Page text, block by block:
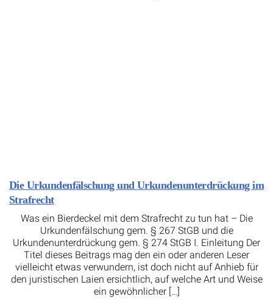
Die Urkundenfälschung und Urkundenunterdrückung im
Strafrecht
Was ein Bierdeckel mit dem Strafrecht zu tun hat – Die
Urkundenfälschung gem. § 267 StGB und die
Urkundenunterdrückung gem. § 274 StGB I. Einleitung Der
Titel dieses Beitrags mag den ein oder anderen Leser
vielleicht etwas verwundern, ist doch nicht auf Anhieb für
den juristischen Laien ersichtlich, auf welche Art und Weise
ein gewöhnlicher […]